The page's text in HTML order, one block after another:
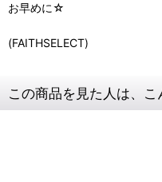
お早めに☆
(FAITHSELECT)
この商品を見た人は、